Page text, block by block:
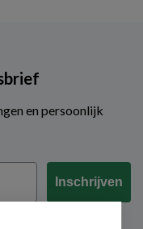
en persoonlijk
Inschrijven